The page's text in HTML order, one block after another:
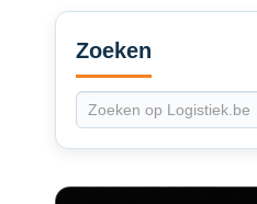
Secondary
Sidebar
Zoeken